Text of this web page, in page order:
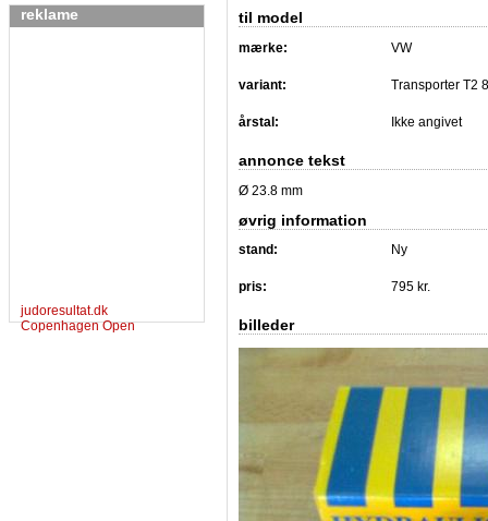
reklame
judoresultat.dk
Copenhagen Open
til model
mærke: VW
variant: Transporter T2
årstal: Ikke angivet
annonce tekst
Ø 23.8 mm
øvrig information
stand: Ny
pris: 795 kr.
billeder